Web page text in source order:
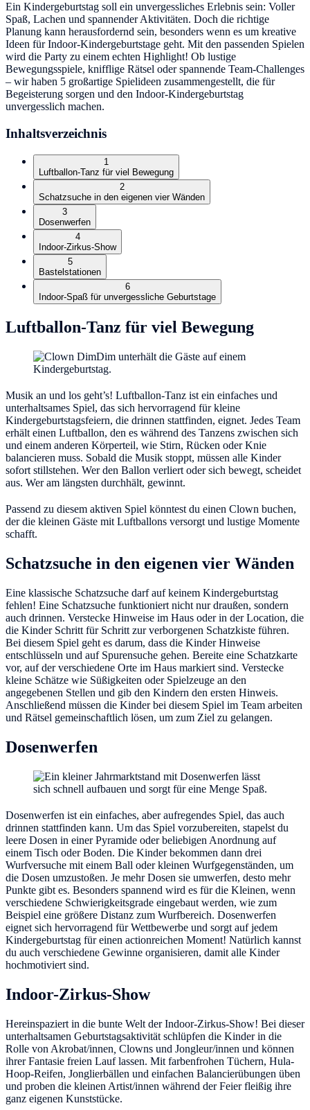
Ein Kindergeburtstag soll ein unvergessliches Erlebnis sein: Voller
Spaß, Lachen und spannender Aktivitäten. Doch die richtige
Planung kann herausfordernd sein, besonders wenn es um kreative
Ideen für Indoor-Kindergeburtstage geht. Mit den passenden Spielen
wird die Party zu einem echten Highlight! Ob lustige
Bewegungsspiele, knifflige Rätsel oder spannende Team-Challenges
– wir haben 5 großartige Spielideen zusammengestellt, die für
Begeisterung sorgen und den Indoor-Kindergeburtstag
unvergesslich machen.
Inhaltsverzeichnis
1
Luftballon-Tanz für viel Bewegung
2
Schatzsuche in den eigenen vier Wänden
3
Dosenwerfen
4
Indoor-Zirkus-Show
5
Bastelstationen
6
Indoor-Spaß für unvergessliche Geburtstage
Luftballon-Tanz für viel Bewegung
Musik an und los geht’s! Luftballon-Tanz ist ein einfaches und
unterhaltsames Spiel, das sich hervorragend für kleine
Kindergeburtstagsfeiern, die drinnen stattfinden, eignet. Jedes Team
erhält einen Luftballon, den es während des Tanzens zwischen sich
und einem anderen Körperteil, wie Stirn, Rücken oder Knie
balancieren muss. Sobald die Musik stoppt, müssen alle Kinder
sofort stillstehen. Wer den Ballon verliert oder sich bewegt, scheidet
aus. Wer am längsten durchhält, gewinnt.
Passend zu diesem aktiven Spiel könntest du einen Clown buchen,
der die kleinen Gäste mit Luftballons versorgt und lustige Momente
schafft.
Schatzsuche in den eigenen vier Wänden
Eine klassische Schatzsuche darf auf keinem Kindergeburtstag
fehlen! Eine Schatzsuche funktioniert nicht nur draußen, sondern
auch drinnen. Verstecke Hinweise im Haus oder in der Location, die
die Kinder Schritt für Schritt zur verborgenen Schatzkiste führen.
Bei diesem Spiel geht es darum, dass die Kinder Hinweise
entschlüsseln und auf Spurensuche gehen. Bereite eine Schatzkarte
vor, auf der verschiedene Orte im Haus markiert sind. Verstecke
kleine Schätze wie Süßigkeiten oder Spielzeuge an den
angegebenen Stellen und gib den Kindern den ersten Hinweis.
Anschließend müssen die Kinder bei diesem Spiel im Team arbeiten
und Rätsel gemeinschaftlich lösen, um zum Ziel zu gelangen.
Dosenwerfen
Dosenwerfen ist ein einfaches, aber aufregendes Spiel, das auch
drinnen stattfinden kann. Um das Spiel vorzubereiten, stapelst du
leere Dosen in einer Pyramide oder beliebigen Anordnung auf
einem Tisch oder Boden. Die Kinder bekommen dann drei
Wurfversuche mit einem Ball oder kleinen Wurfgegenständen, um
die Dosen umzustoßen. Je mehr Dosen sie umwerfen, desto mehr
Punkte gibt es. Besonders spannend wird es für die Kleinen, wenn
verschiedene Schwierigkeitsgrade eingebaut werden, wie zum
Beispiel eine größere Distanz zum Wurfbereich. Dosenwerfen
eignet sich hervorragend für Wettbewerbe und sorgt auf jedem
Kindergeburtstag für einen actionreichen Moment! Natürlich kannst
du auch verschiedene Gewinne organisieren, damit alle Kinder
hochmotiviert sind.
Indoor-Zirkus-Show
Hereinspaziert in die bunte Welt der Indoor-Zirkus-Show! Bei dieser
unterhaltsamen Geburtstagsaktivität schlüpfen die Kinder in die
Rolle von Akrobat/innen Clowns und Jongleur/innen und können
ihrer Fantasie freien Lauf lassen. Mit farbenfrohen Tüchern, Hula-
Hoop-Reifen, Jonglierbällen und einfachen Balancierübungen üben
und proben die kleinen Artist/innen während der Feier fleißig ihre
ganz eigenen Kunststücke.